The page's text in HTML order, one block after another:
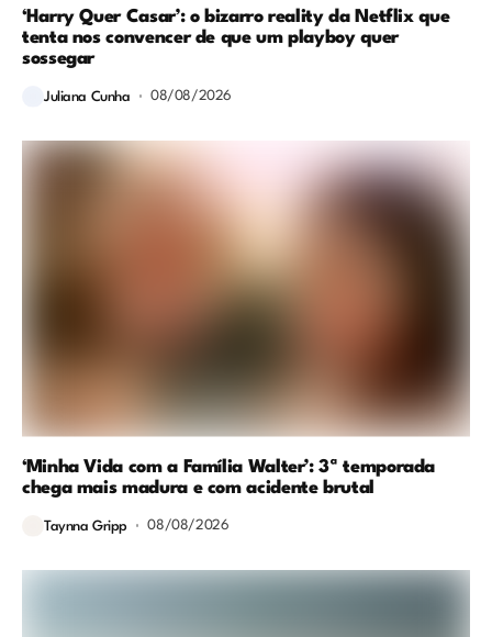
‘Harry Quer Casar’: o bizarro reality da Netflix que
tenta nos convencer de que um playboy quer
sossegar
Juliana Cunha 08/08/2026
‘Minha Vida com a Família Walter’: 3ª temporada
chega mais madura e com acidente brutal
Taynna Gripp 08/08/2026